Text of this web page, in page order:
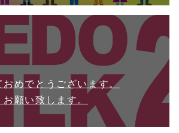
おめでとうございます。
願い致します。